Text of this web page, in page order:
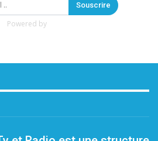
Souscrire
Powered by